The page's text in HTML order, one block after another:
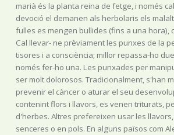
marià és la planta reina de fetge, i només
devoció el demanen als herbolaris els
fulles es mengen bullides (fins a una hora),
Cal llevar- ne prèviament les punxes de la
tisores i a consciència; millor repassa-ho
només fer-ho una. Les punxades per
ser molt dolorosos. Tradicionalment, s'han
prevenir el càncer o aturar el seu
contenint flors i llavors, es venen triturats,
d'herbes. Altres prefereixen usar les
senceres o en pols. En alguns països com